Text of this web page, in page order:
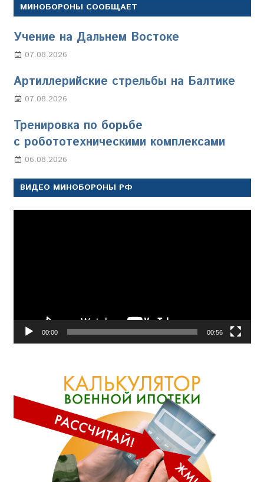
МИНОБОРОНЫ СООБЩАЕТ
Учение на Дальнем Востоке
07.08.2026
Артиллерийские стрельбы на Балтике
07.08.2026
Тренировка по борьбе
с робототехническими комплексами
06.08.2026
ВИДЕО МИНОБОРОНЫ РФ
00:00 00:56